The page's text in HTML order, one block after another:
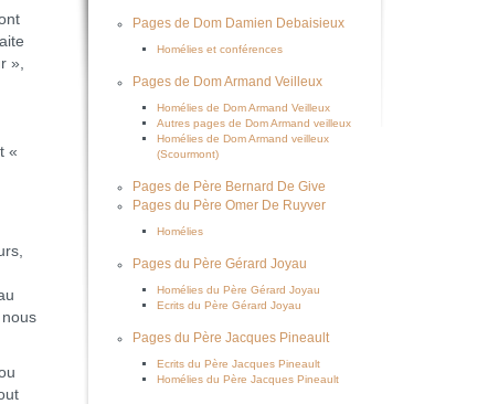
»,
«
Pages de Dom Damien Debaisieux
Homélies et conférences
Pages de Dom Armand Veilleux
Homélies de Dom Armand Veilleux
Autres pages de Dom Armand veilleux
Homélies de Dom Armand veilleux
(Scourmont)
Pages de Père Bernard De Give
Pages du Père Omer De Ruyver
Homélies
Pages du Père Gérard Joyau
Homélies du Père Gérard Joyau
Ecrits du Père Gérard Joyau
Pages du Père Jacques Pineault
Ecrits du Père Jacques Pineault
Homélies du Père Jacques Pineault